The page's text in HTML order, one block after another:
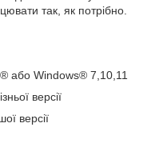
так, як потрібно.
або Windows® 7,10,11
версії
версії